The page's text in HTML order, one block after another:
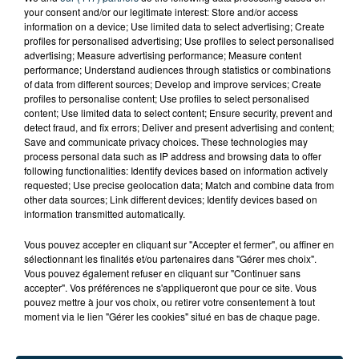
TITRES DIFFUSÉS
1h31
1h31 1h28
1h28
your consent and/or our legitimate interest: Store and/or access
information on a device; Use limited data to select advertising; Create
profiles for personalised advertising; Use profiles to select personalised
advertising; Measure advertising performance; Measure content
performance; Understand audiences through statistics or combinations
of data from different sources; Develop and improve services; Create
profiles to personalise content; Use profiles to select personalised
content; Use limited data to select content; Ensure security, prevent and
detect fraud, and fix errors; Deliver and present advertising and content;
Save and communicate privacy choices. These technologies may
process personal data such as IP address and browsing data to offer
following functionalities: Identify devices based on information actively
requested; Use precise geolocation data; Match and combine data from
other data sources; Link different devices; Identify devices based on
information transmitted automatically.
Vous pouvez accepter en cliquant sur "Accepter et fermer", ou affiner en
sélectionnant les finalités et/ou partenaires dans "Gérer mes choix".
Vous pouvez également refuser en cliquant sur "Continuer sans
accepter". Vos préférences ne s'appliqueront que pour ce site. Vous
pouvez mettre à jour vos choix, ou retirer votre consentement à tout
moment via le lien "Gérer les cookies" situé en bas de chaque page.